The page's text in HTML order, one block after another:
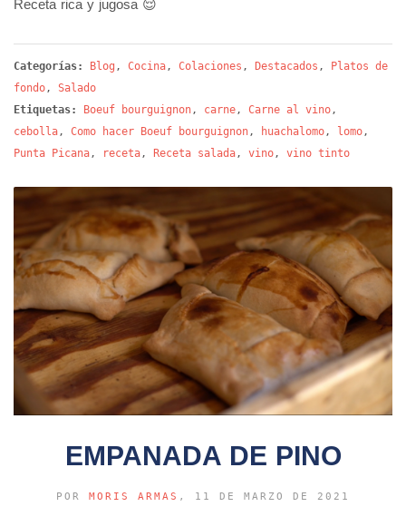
Receta rica y jugosa 😌
Categorías: Blog , Cocina, Colaciones , Destacados ,
Platos de
fondo, Salado
Etiquetas:
Boeuf bourguignon, carne, Carne al vino,
cebolla, Como hacer Boeuf bourguignon, huachalomo, lomo,
Punta Picana, receta, Receta salada, vino, vino tinto
EMPANADA DE PINO
POR MORIS ARMAS , 11 DE MARZO DE 2021